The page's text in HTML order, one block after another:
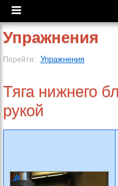
Упражнения
Перейти: Упражнения
Тяга нижнего
рукой